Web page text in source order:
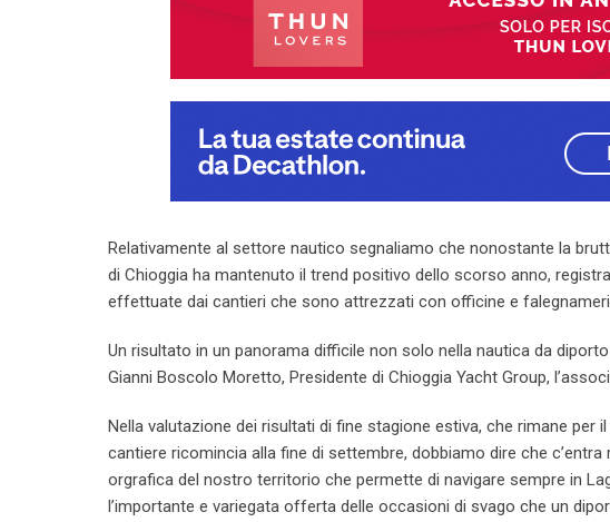
Relativamente al settore nautico segnaliamo che nonostante la
di Chioggia ha mantenuto il trend positivo dello scorso anno,
effettuate dai cantieri che sono attrezzati con officine e
Un risultato in un panorama difficile non solo nella nautica da
Gianni Boscolo Moretto, Presidente di Chioggia Yacht Group,
Nella valutazione dei risultati di fine stagione estiva, che rimane
cantiere ricomincia alla fine di settembre, dobbiamo dire che
orgrafica del nostro territorio che permette di navigare sempre in
l’importante e variegata offerta delle occasioni di svago che un